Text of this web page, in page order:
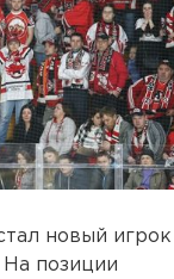
новый игрок
позиции